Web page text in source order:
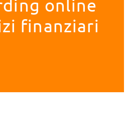
online
finanziari